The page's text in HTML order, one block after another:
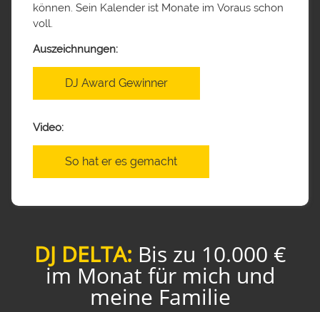
können. Sein Kalender ist Monate im Voraus schon
voll.
Auszeichnungen:
DJ Award Gewinner
Video:
So hat er es gemacht
DJ DELTA: Bis zu 10.000 €
im Monat für mich und
meine Familie